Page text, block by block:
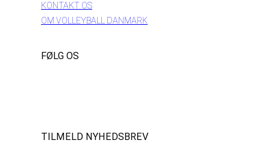
KONTAKT OS
OM VOLLEYBALL DANMARK
FØLG OS
TILMELD NYHEDSBREV